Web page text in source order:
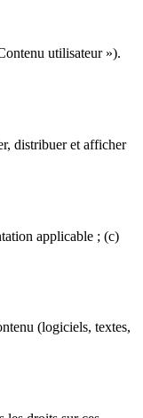
utilisateur »).
distribuer et afficher
applicable ; (c)
(logiciels, textes,